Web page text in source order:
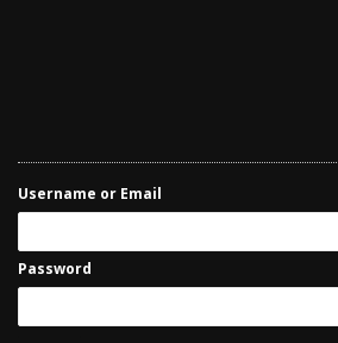
Username or Email
Password